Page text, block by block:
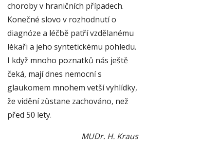
choroby v hraničních případech.
Konečné slovo v rozhodnutí o
diagnóze a léčbě patří vzdělanému
lékaři a jeho syntetickému pohledu.
I když mnoho poznatků nás ještě
čeká, mají dnes nemocní s
glaukomem mnohem vetší vyhlídky,
že vidění zůstane zachováno, než
před 50 lety.
MUDr. H. Kraus